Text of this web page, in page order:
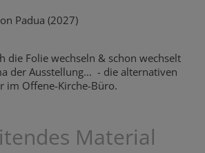
Padua (2027)
die Folie wechseln & schon wechselt
der Ausstellung... - die alternativen
im Offene-Kirche-Büro.
Material